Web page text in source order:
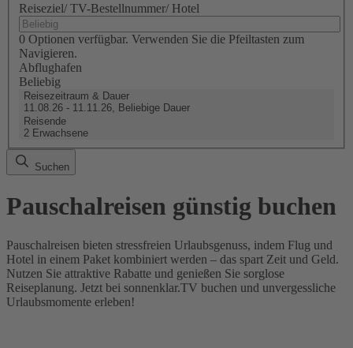
Reiseziel/ TV-Bestellnummer/ Hotel
0 Optionen verfügbar. Verwenden Sie die Pfeiltasten zum
Navigieren.
Abflughafen
Beliebig
Reisezeitraum & Dauer
11.08.26 - 11.11.26, Beliebige Dauer
Reisende
2 Erwachsene
Suchen
Pauschalreisen günstig buchen
Pauschalreisen bieten stressfreien Urlaubsgenuss, indem Flug und
Hotel in einem Paket kombiniert werden – das spart Zeit und Geld.
Nutzen Sie attraktive Rabatte und genießen Sie sorglose
Reiseplanung. Jetzt bei sonnenklar.TV buchen und unvergessliche
Urlaubsmomente erleben!